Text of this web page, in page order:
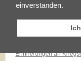
einverstanden.
Band:12
Band:12
Erinnerungen an